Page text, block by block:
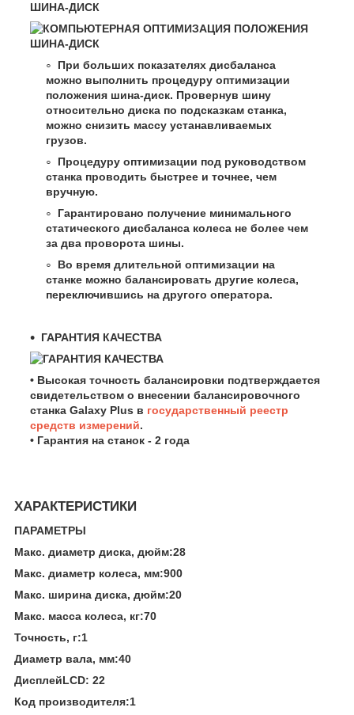
ШИНА-ДИСК
При больших показателях дисбаланса
можно выполнить процедуру оптимизации
положения шина-диск. Провернув шину
относительно диска по подсказкам станка,
можно снизить массу устанавливаемых
грузов.
Процедуру оптимизации под руководством
станка проводить быстрее и точнее, чем
вручную.
Гарантировано получение минимального
статического дисбаланса колеса не более чем
за два проворота шины.
Во время длительной оптимизации на
станке можно балансировать другие колеса,
переключившись на другого оператора.
ГАРАНТИЯ КАЧЕСТВА
• Высокая точность балансировки подтверждается
свидетельством о внесении балансировочного
станка Galaxy Plus в государственный реестр
средств измерений.
• Гарантия на станок - 2 года
ХАРАКТЕРИСТИКИ
ПАРАМЕТРЫ
Макс. диаметр диска, дюйм:28
Макс. диаметр колеса, мм:900
Макс. ширина диска, дюйм:20
Макс. масса колеса, кг:70
Точность, г:1
Диаметр вала, мм:40
ДисплейLCD: 22
Код производителя:1